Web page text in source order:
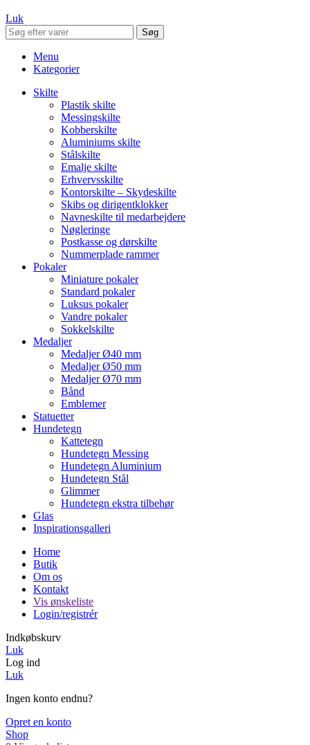
Luk
Søg
Menu
Kategorier
Skilte
Plastik skilte
Messingskilte
Kobberskilte
Aluminiums skilte
Stålskilte
Emalje skilte
Erhvervsskilte
Kontorskilte – Skydeskilte
Skibs og dirigentklokker
Navneskilte til medarbejdere
Nøgleringe
Postkasse og dørskilte
Nummerplade rammer
Pokaler
Miniature pokaler
Standard pokaler
Luksus pokaler
Vandre pokaler
Sokkelskilte
Medaljer
Medaljer Ø40 mm
Medaljer Ø50 mm
Medaljer Ø70 mm
Bånd
Emblemer
Statuetter
Hundetegn
Kattetegn
Hundetegn Messing
Hundetegn Aluminium
Hundetegn Stål
Glimmer
Hundetegn ekstra tilbehør
Glas
Inspirationsgalleri
Home
Butik
Om os
Kontakt
Vis ønskeliste
Login/registrér
Indkøbskurv
Luk
Log ind
Luk
Ingen konto endnu?
Opret en konto
Shop